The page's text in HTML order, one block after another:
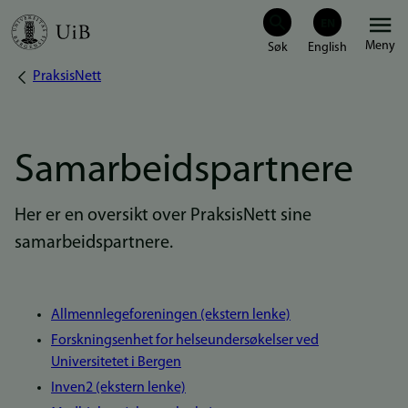
Hopp
Meny
Navigasjonssti
PraksisNett
Samarbeidspartnere
Her er en oversikt over PraksisNett sine
samarbeidspartnere.
Allmennlegeforeningen (ekstern lenke)
Forskningsenhet for helseundersøkelser ved
Universitetet i Bergen
Inven2 (ekstern lenke)